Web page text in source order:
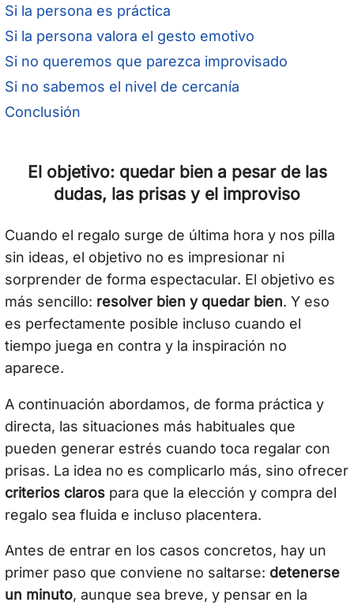
Si la persona es práctica
Si la persona valora el gesto emotivo
Si no queremos que parezca improvisado
Si no sabemos el nivel de cercanía
Conclusión
El objetivo: quedar bien a pesar de las
dudas, las prisas y el improviso
Cuando el regalo surge de última hora y nos pilla
sin ideas, el objetivo no es impresionar ni
sorprender de forma espectacular. El objetivo es
más sencillo: resolver bien y quedar bien. Y eso
es perfectamente posible incluso cuando el
tiempo juega en contra y la inspiración no
aparece.
A continuación abordamos, de forma práctica y
directa, las situaciones más habituales que
pueden generar estrés cuando toca regalar con
prisas. La idea no es complicarlo más, sino ofrecer
criterios claros para que la elección y compra del
regalo sea fluida e incluso placentera.
Antes de entrar en los casos concretos, hay un
primer paso que conviene no saltarse: detenerse
un minuto, aunque sea breve, y pensar en la